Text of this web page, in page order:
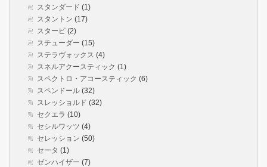
スタンダード (1)
スタントン (17)
スタービ (2)
スチューダー (15)
ステラヴォックス (4)
スネルアクースティック (1)
スペクトロ・アコースティック (6)
スペンドール (32)
スレッショルド (32)
セクエラ (10)
セシルワッツ (4)
セレッション (50)
セータ (1)
ゼンハイザー (7)